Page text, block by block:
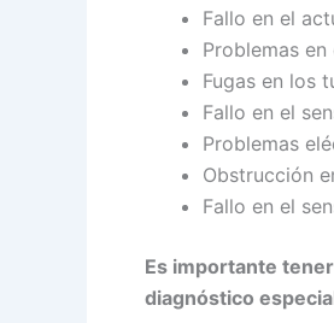
Fallo en el
Problemas
Fugas en los
Fallo en el
Problemas
Obstrucción
Fallo en el
Es importante
diagnóstico